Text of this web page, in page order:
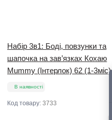
Набір 3в1: Боді, повзунки та
шапочка на зав’язках Кохаю
Mummy (Інтерлок) 62 (1-3міс)
В наявності
Код товару:3733